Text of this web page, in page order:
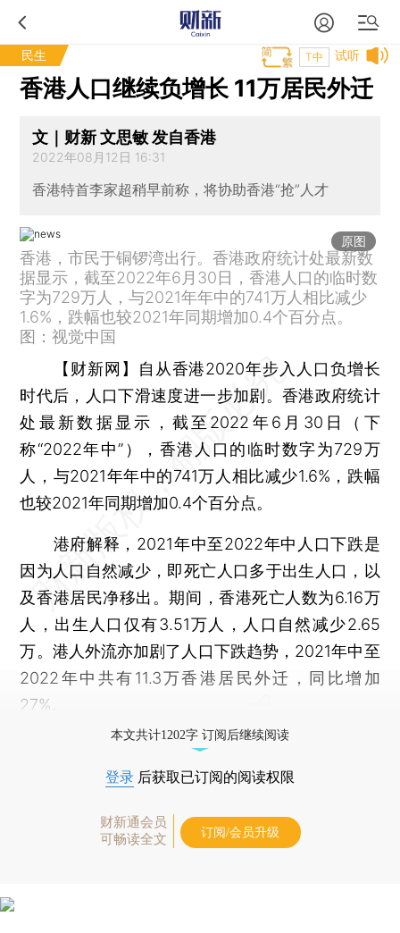
民生 试听
T中
香港人口继续负增长 11万居民外迁
文｜财新 文思敏 发自香港
2022年08月12日 16:31
香港特首李家超稍早前称，将协助香港“抢”人才
原图
香港，市民于铜锣湾出行。香港政府统计处最新数
据显示，截至2022年6月30日，香港人口的临时数
字为729万人，与2021年年中的741万人相比减少
1.6%，跌幅也较2021年同期增加0.4个百分点。
图：视觉中国
【财新网】
自从香港2020年步入人口负增长
时代后，人口下滑速度进一步加剧。香港政府统计
处最新数据显示，截至2022年6月30日（下
称“2022年中”），香港人口的临时数字为729万
人，与2021年年中的741万人相比减少1.6%，跌幅
也较2021年同期增加0.4个百分点。
港府解释，2021年中至2022年中人口下跌是
因为人口自然减少，即死亡人口多于出生人口，以
及香港居民净移出。期间，香港死亡人数为6.16万
人，出生人口仅有3.51万人，人口自然减少2.65
万。港人外流亦加剧了人口下跌趋势，2021年中至
2022年中共有11.3万香港居民外迁，同比增加
27%。
本文共计1202字 订阅后继续阅读
登录 后获取已订阅的阅读权限
财新通会员
可畅读全文
订阅/会员升级